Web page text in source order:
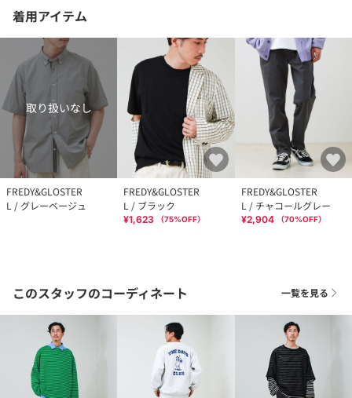
着用アイテム
取り扱いなし
FREDY&GLOSTER
L / グレーベージュ
FREDY&GLOSTER
L / ブラック
¥1,623 （75%OFF）
FREDY&GLOSTER
L / チャコールグレー
¥2,904 （70%OFF）
このスタッフのコーディネート 一覧を見る